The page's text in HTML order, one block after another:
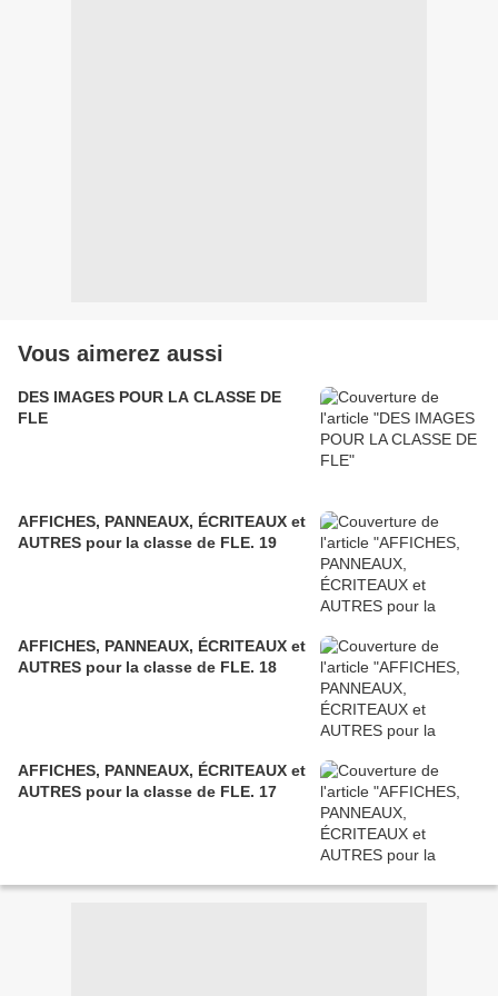
Vous aimerez aussi
DES IMAGES POUR LA CLASSE DE
FLE
AFFICHES, PANNEAUX, ÉCRITEAUX et
AUTRES pour la classe de FLE. 19
AFFICHES, PANNEAUX, ÉCRITEAUX et
AUTRES pour la classe de FLE. 18
AFFICHES, PANNEAUX, ÉCRITEAUX et
AUTRES pour la classe de FLE. 17